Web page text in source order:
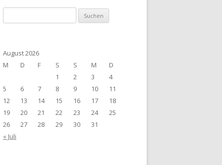
nach:
August 2026
M
D F S S M
D
1
2 3
4
5
6 7 8 9 10
11
12
13 14 15 16 17
18
19
20 21 22 23 24
25
26
27 28 29 30
31
« Juli